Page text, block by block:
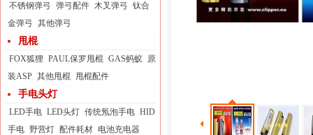
不锈钢弹弓 弹弓配件 木叉弹弓
钛合
金弹弓
其他弹弓
甩棍
FOX狐狸 PAUL保罗甩棍 GAS蚂蚁
原
装ASP 其他甩棍 甩棍配件
手电头灯
LED手电 LED头灯 传统氖泡手电 HID
手电 野营灯 配件耗材 电池充电器